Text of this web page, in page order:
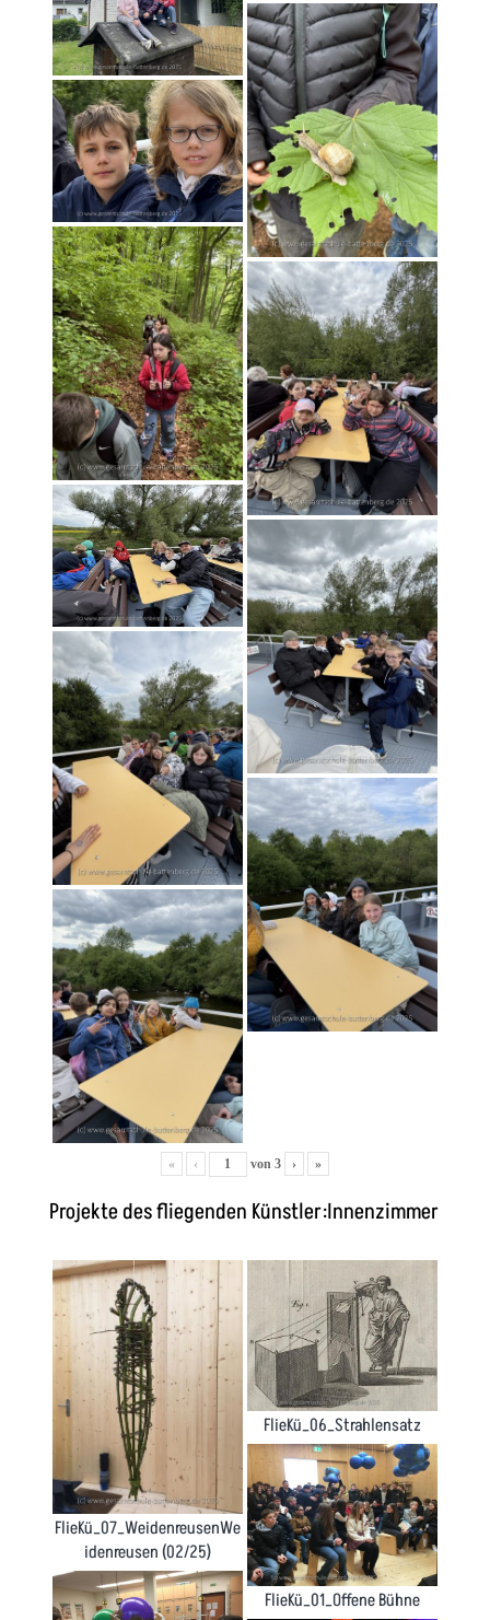
« ‹ von 3 › »
Projekte des fliegenden Künstler:Innenzimmer
FlieKü_07_WeidenreusenWe
idenreusen (02/25)
FlieKü_06_Strahlensatz
FlieKü_01_Offene Bühne